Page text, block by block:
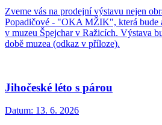
Zveme vás na prodejní výstavu nejen
Popadičové - "OKA MŽIK", která bude
v muzeu Špejchar v Ražicích. Výstava
době muzea (odkaz v příloze).
Jihočeské léto s párou
Datum: 13. 6. 2026